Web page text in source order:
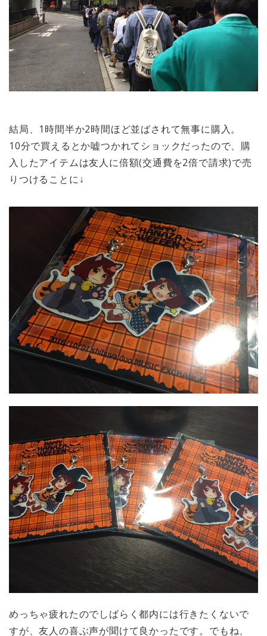
結局、1時間半か2時間ほど並ばされて無事に購入。
10分で買えるとか嘘つかれてショックだったので、購
入したアイテムは友人に倍額(交通費を2倍で請求)で売
りつけることに↓
めっちゃ疲れたのでしばらく都内には行きたくないで
すが、友人の喜ぶ声が聞けて良かったです。でもね、